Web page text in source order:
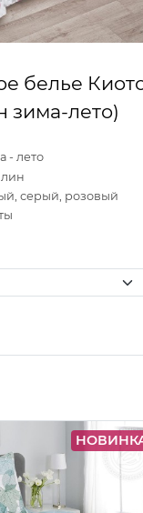
белье
зима-лето)
- лето
серый, розовый